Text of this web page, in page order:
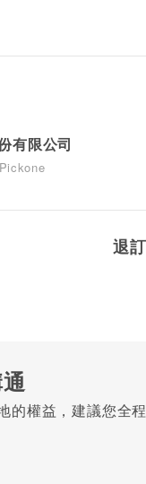
有限公司
退
的權益，建議您全